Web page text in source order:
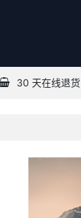
30 天在线退货